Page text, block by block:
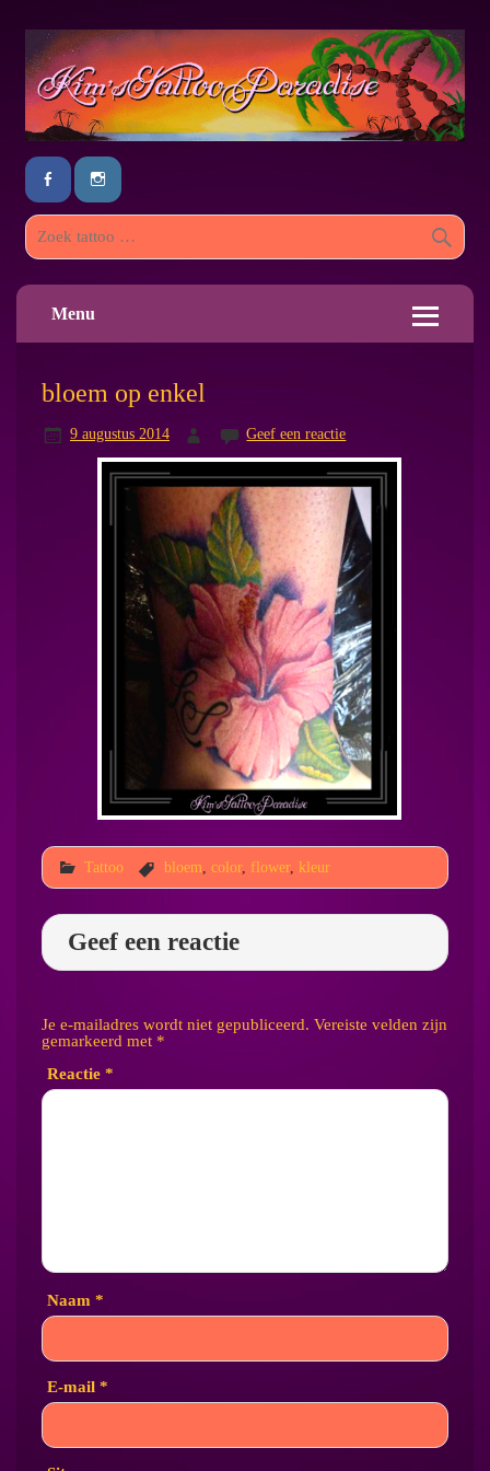
Menu
bloem op enkel
9 augustus 2014 Geef een reactie
Tattoo bloem color, flower, kleur
Geef een reactie
Je e-mailadres wordt niet gepubliceerd. Vereiste velden zijn
gemarkeerd met *
Reactie *
Naam *
E-mail *